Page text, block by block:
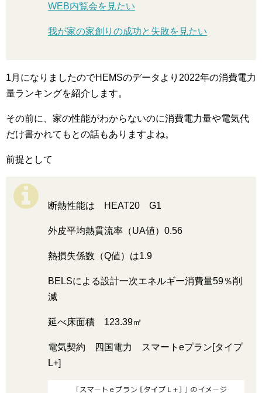
WEB内覧会を見たい
我が家の家創りの成功と失敗を見たい
1月になりましたのでHEMSのデータより2022年の消費電力
量ランキングを紹介します。
その前に、家の性能がわからないのに消費電力量や電気代
だけ書かれてもとの話もありますよね。
前提として
断熱性能は HEAT20 G1
外皮平均熱貫流率（UA値）0.56
熱損失係数（Q値）は1.9
BELSによる設計一次エネルギー消費量59％削
減
延べ床面積 123.39㎡
電気契約 四国電力 スマートeプラン[タイプ
L+]